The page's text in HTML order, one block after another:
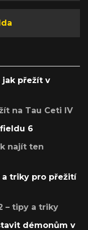
jak přežít v
na Tau Ceti IV
6
najít ten
a triky pro přežití
– tipy a triky
démonům v